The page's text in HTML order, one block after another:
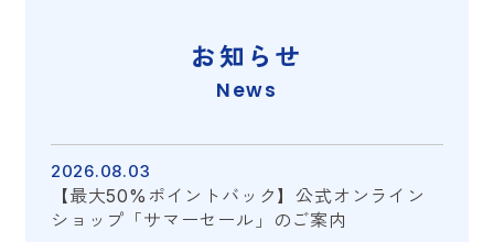
お知らせ
News
2026.08.03
【最大50%ポイントバック】公式オンライン
ショップ「サマーセール」のご案内